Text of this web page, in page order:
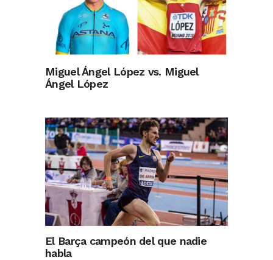
Miguel Ángel López vs. Miguel
Ángel López
El Barça campeón del que nadie
habla